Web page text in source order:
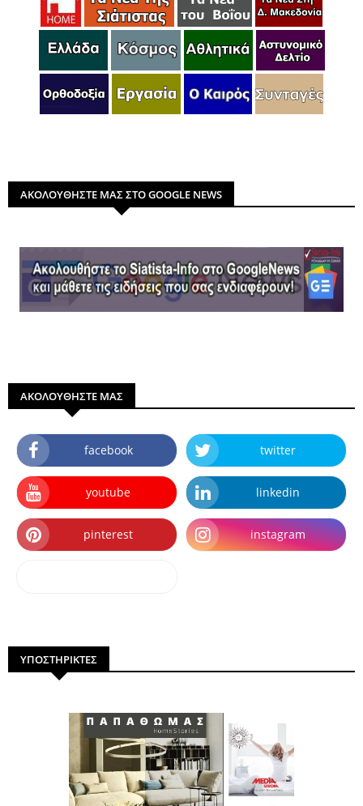
ΑΚΟΛΟΥΘΗΣΤΕ ΜΑΣ ΣΤΟ GOOGLE NEWS
ΑΚΟΛΟΥΘΗΣΤΕ ΜΑΣ
facebook twitter
youtube linkedin
pinterest instagram
ΥΠΟΣΤΗΡΙΚΤΕΣ